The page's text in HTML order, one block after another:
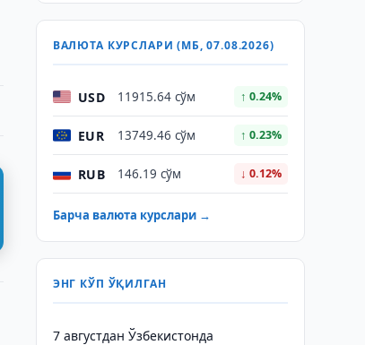
ВАЛЮТА КУРСЛАРИ (МБ, 07.08.2026)
USD 11915.64 сўм ↑ 0.24%
EUR 13749.46 сўм ↑ 0.23%
RUB 146.19 сўм ↓ 0.12%
Барча валюта курслари →
ЭНГ КЎП ЎҚИЛГАН
7 августдан Ўзбекистонда